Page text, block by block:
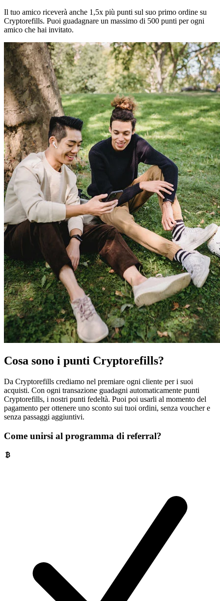
Il tuo amico riceverà anche 1,5x più punti sul suo primo ordine su
Cryptorefills. Puoi guadagnare un massimo di 500 punti per ogni
amico che hai invitato.
Cosa sono i punti Cryptorefills?
Da Cryptorefills crediamo nel premiare ogni cliente per i suoi
acquisti. Con ogni transazione guadagni automaticamente punti
Cryptorefills, i nostri punti fedeltà. Puoi poi usarli al momento del
pagamento per ottenere uno sconto sui tuoi ordini, senza voucher e
senza passaggi aggiuntivi.
Come unirsi al programma di referral?